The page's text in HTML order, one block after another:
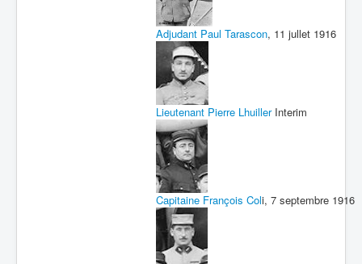
Adjudant Paul Tarascon, 11 jullet 1916
Lieutenant Pierre LhuillerInterim
Capitaine François Coli, 7 septembre 1916